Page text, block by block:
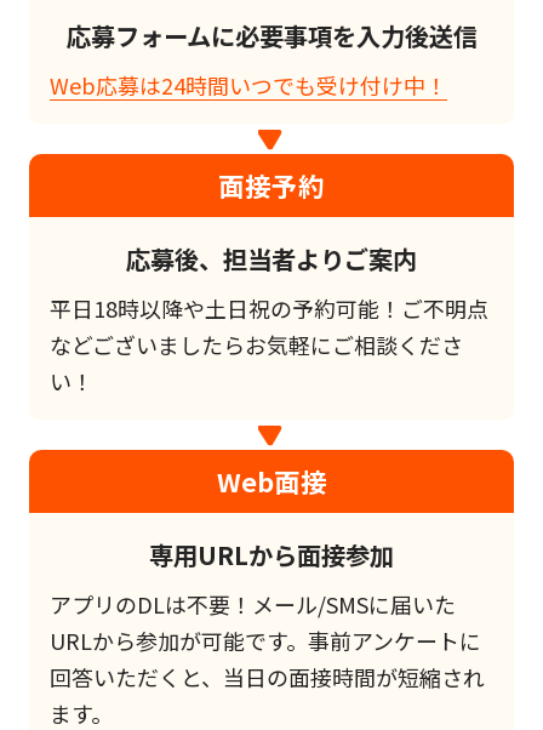
応募フォームに必要事項を入力後送信
Web応募は24時間いつでも受け付け中！
面接予約
応募後、担当者よりご案内
平日18時以降や土日祝の予約可能！ご不明点
などございましたらお気軽にご相談くださ
い！
Web面接
専用URLから面接参加
アプリのDLは不要！メール/SMSに届いた
URLから参加が可能です。事前アンケートに
回答いただくと、当日の面接時間が短縮され
ます。